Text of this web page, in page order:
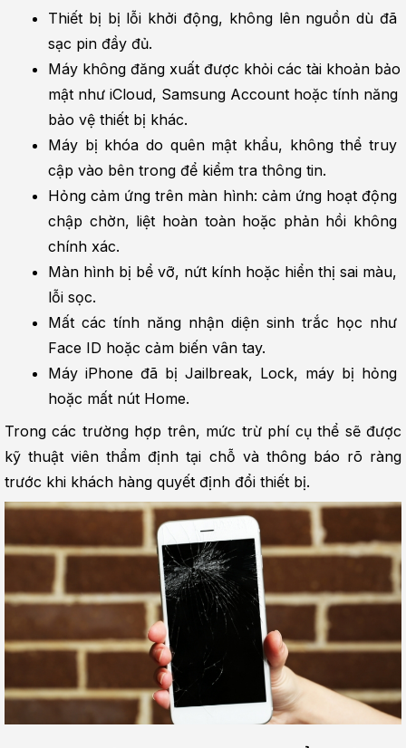
Thiết bị bị lỗi khởi động, không lên nguồn dù đã
sạc pin đầy đủ.
Máy không đăng xuất được khỏi các tài khoản bảo
mật như iCloud, Samsung Account hoặc tính năng
bảo vệ thiết bị khác.
Máy bị khóa do quên mật khẩu, không thể truy
cập vào bên trong để kiểm tra thông tin.
Hỏng cảm ứng trên màn hình: cảm ứng hoạt động
chập chờn, liệt hoàn toàn hoặc phản hồi không
chính xác.
Màn hình bị bể vỡ, nứt kính hoặc hiển thị sai màu,
lỗi sọc.
Mất các tính năng nhận diện sinh trắc học như
Face ID hoặc cảm biến vân tay.
Máy iPhone đã bị Jailbreak, Lock, máy bị hỏng
hoặc mất nút Home.
Trong các trường hợp trên, mức trừ phí cụ thể sẽ được
kỹ thuật viên thẩm định tại chỗ và thông báo rõ ràng
trước khi khách hàng quyết định đổi thiết bị.